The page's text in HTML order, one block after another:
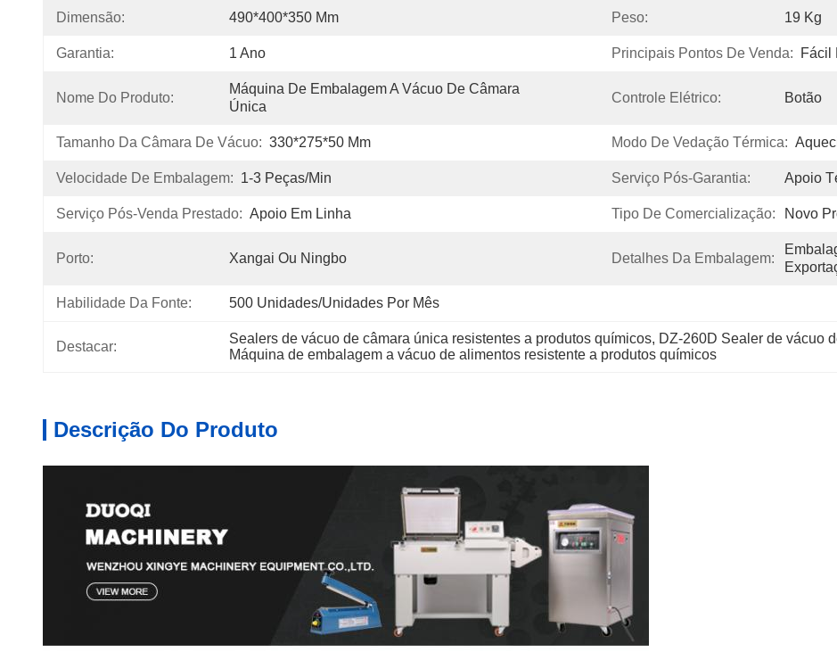
Dimensão: 490*400*350 Mm Peso: 19 Kg
Garantia: 1 Ano Principais Pontos De Venda: Fácil
Nome Do Produto:
Máquina De Embalagem A Vácuo De Câmara
Única
Controle Elétrico: Botão
Tamanho Da Câmara De Vácuo: 330*275*50 Mm Modo De Vedação Térmica:
Velocidade De Embalagem: 1-3 Peças/min Serviço Pós-Garantia: Apoio
Serviço Pós-Venda Prestado: Apoio Em Linha Tipo De Comercialização: Novo
Porto: Xangai Ou Ningbo Detalhes Da Embalagem:
Habilidade Da Fonte: 500 Unidades/unidades Por Mês
Destacar:
Sealers de vácuo de câmara única resistentes a produtos químicos, DZ-260D Sealer de vácuo
Máquina de embalagem a vácuo de alimentos resistente a produtos químicos
Descrição Do Produto